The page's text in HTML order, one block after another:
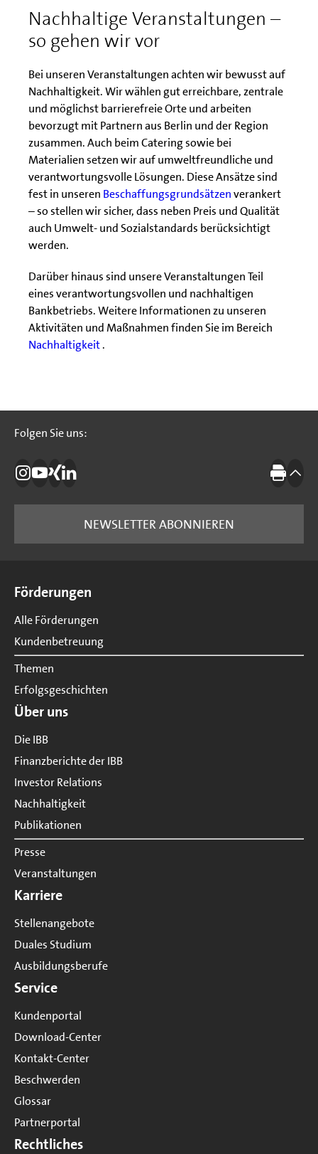
Nachhaltige Veranstaltungen –
so gehen wir vor
Bei unseren Veranstaltungen achten wir bewusst auf
Nachhaltigkeit. Wir wählen gut erreichbare, zentrale
und möglichst barrierefreie Orte und arbeiten
bevorzugt mit Partnern aus Berlin und der Region
zusammen. Auch beim Catering sowie bei
Materialien setzen wir auf umweltfreundliche und
verantwortungsvolle Lösungen. Diese Ansätze sind
fest in unseren Beschaffungsgrundsätzenverankert
– so stellen wir sicher, dass neben Preis und Qualität
auch Umwelt- und Sozialstandards berücksichtigt
werden.
Darüber hinaus sind unsere Veranstaltungen Teil
eines verantwortungsvollen und nachhaltigen
Bankbetriebs. Weitere Informationen zu unseren
Aktivitäten und Maßnahmen finden Sie im Bereich
Nachhaltigkeit.
Folgen Sie uns:
Folgen Sie uns:
Die IBB auf Instagram
Die IBB auf YouTube
Die IBB auf Xing
Die IBB auf LinkedIn Drucken
NEWSLETTER ABONNIEREN
Förderungen
Alle Förderungen
Kundenbetreuung
Themen
Erfolgsgeschichten
Über uns
Die IBB
Finanzberichte der IBB
Investor Relations
Nachhaltigkeit
Publikationen
Presse
Veranstaltungen
Karriere
Stellenangebote
Duales Studium
Ausbildungsberufe
Service
Kundenportal
Download-Center
Kontakt-Center
Beschwerden
Glossar
Partnerportal
Rechtliches